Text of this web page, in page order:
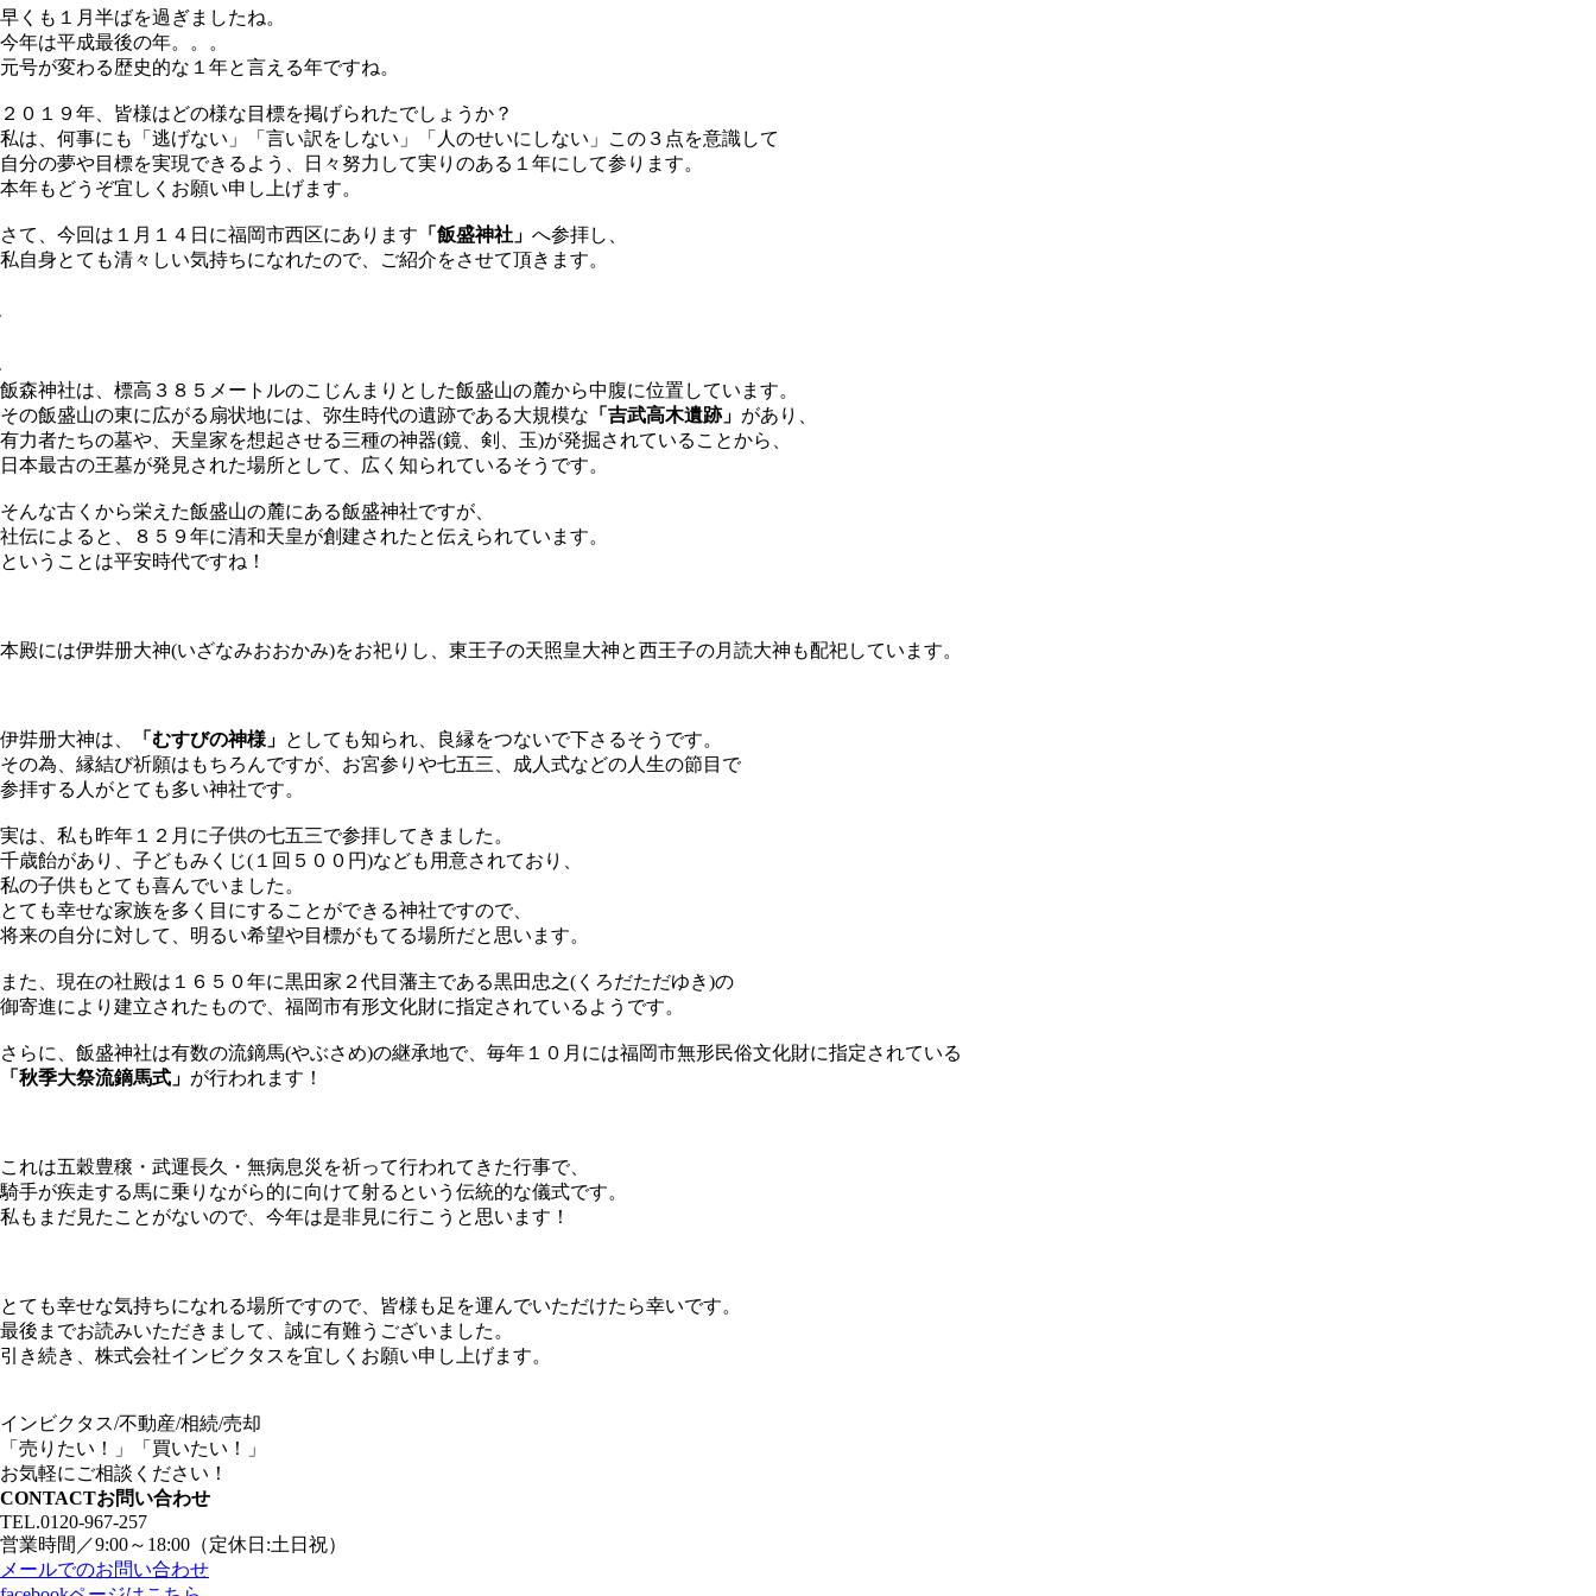
早くも１月半ばを過ぎましたね。
今年は平成最後の年。。。
元号が変わる歴史的な１年と言える年ですね。
２０１９年、皆様はどの様な目標を掲げられたでしょうか？
私は、何事にも「逃げない」「言い訳をしない」「人のせいにしない」この３点を意識して
自分の夢や目標を実現できるよう、日々努力して実りのある１年にして参ります。
本年もどうぞ宜しくお願い申し上げます。
さて、今回は１月１４日に福岡市西区にあります 「飯盛神社」 へ参拝し、
私自身とても清々しい気持ちになれたので、ご紹介をさせて頂きます。
飯森神社は、標高３８５メートルのこじんまりとした飯盛山の麓から中腹に位置しています。
その飯盛山の東に広がる扇状地には、弥生時代の遺跡である大規模な 「吉武高木遺跡」 があり、
有力者たちの墓や、天皇家を想起させる三種の神器(鏡、剣、玉)が発掘されていることから、
日本最古の王墓が発見された場所として、広く知られているそうです。
そんな古くから栄えた飯盛山の麓にある飯盛神社ですが、
社伝によると、８５９年に清和天皇が創建されたと伝えられています。
ということは平安時代ですね！
本殿には伊弉册大神(いざなみおおかみ)をお祀りし、東王子の天照皇大神と西王子の月読大神も配祀しています。
伊弉册大神は、 「むすびの神様」 としても知られ、良縁をつないで下さるそうです。
その為、縁結び祈願はもちろんですが、お宮参りや七五三、成人式などの人生の節目で
参拝する人がとても多い神社です。
実は、私も昨年１２月に子供の七五三で参拝してきました。
千歳飴があり、子どもみくじ(１回５００円)なども用意されており、
私の子供もとても喜んでいました。
とても幸せな家族を多く目にすることができる神社ですので、
将来の自分に対して、明るい希望や目標がもてる場所だと思います。
また、現在の社殿は１６５０年に黒田家２代目藩主である黒田忠之(くろだただゆき)の
御寄進により建立されたもので、福岡市有形文化財に指定されているようです。
さらに、飯盛神社は有数の流鏑馬(やぶさめ)の継承地で、毎年１０月には福岡市無形民俗文化財に指定されている
「秋季大祭流鏑馬式」 が行われます！
これは五穀豊穣・武運長久・無病息災を祈って行われてきた行事で、
騎手が疾走する馬に乗りながら的に向けて射るという伝統的な儀式です。
私もまだ見たことがないので、今年は是非見に行こうと思います！
とても幸せな気持ちになれる場所ですので、皆様も足を運んでいただけたら幸いです。
最後までお読みいただきまして、誠に有難うございました。
引き続き、株式会社インビクタスを宜しくお願い申し上げます。
インビクタス/不動産/相続/売却
「売りたい！」「買いたい！」
お気軽にご相談ください！
CONTACTお問い合わせ
TEL.0120-967-257
営業時間／9:00～18:00（定休日:土日祝）
メールでのお問い合わせ